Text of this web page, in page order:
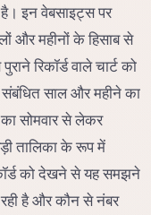
इन वेबसाइट्स पर
और महीनों के हिसाब से
रिकॉर्ड वाले चार्ट को
साल और महीने का
सोमवार से लेकर
तालिका के रूप में
को देखने से यह समझने
है और कौन से नंबर